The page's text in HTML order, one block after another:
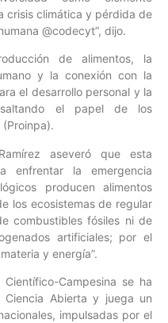
crisis climática y pérdida de
@codecyt”, dijo.
de alimentos, la
y la conexión con la
el desarrollo personal y la
el papel de los
aseveró que esta
enfrentar la emergencia
producen alimentos
los ecosistemas de regular
combustibles fósiles ni de
artificiales; por el
y energía”.
Campesina se ha
Abierta y juega un
impulsadas por el